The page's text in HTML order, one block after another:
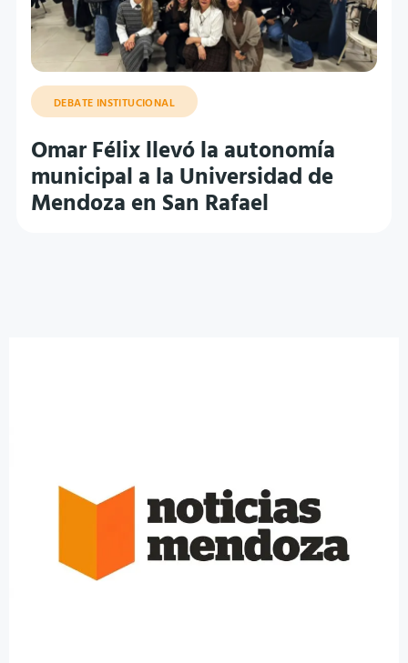
DEBATE INSTITUCIONAL
Omar Félix llevó la autonomía
municipal a la Universidad de
Mendoza en San Rafael